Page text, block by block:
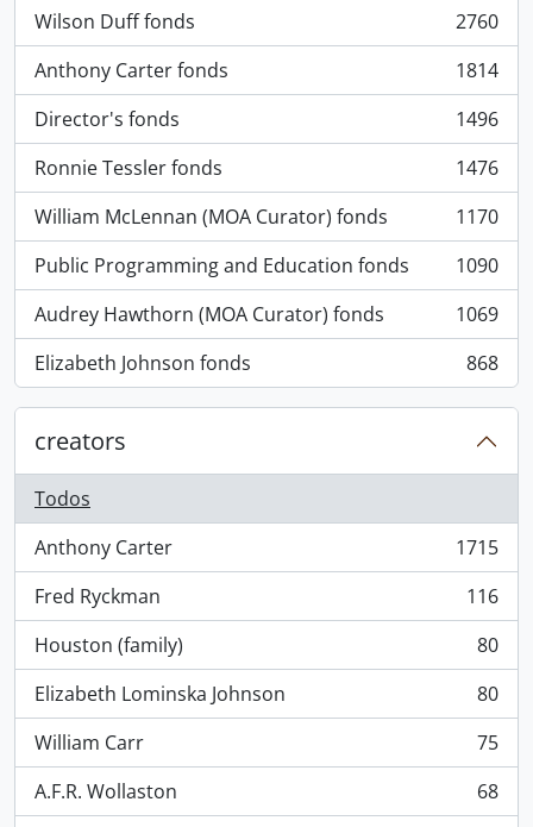
Wilson Duff fonds
, 2760 resultados
2760
Anthony Carter fonds
, 1814 resultados
1814
Director's fonds
, 1496 resultados
1496
Ronnie Tessler fonds
, 1476 resultados
1476
William McLennan (MOA Curator) fonds
, 1170 resultados
1170
Public Programming and Education fonds
, 1090 resultados
1090
Audrey Hawthorn (MOA Curator) fonds
, 1069 resultados
1069
Elizabeth Johnson fonds
, 868 resultados 868
creators
Todos
Anthony Carter
, 1715 resultados
1715
Fred Ryckman
, 116 resultados
116
Houston (family)
, 80 resultados
80
Elizabeth Lominska Johnson
, 80 resultados
80
William Carr
, 75 resultados
75
A.F.R. Wollaston
, 68 resultados
68